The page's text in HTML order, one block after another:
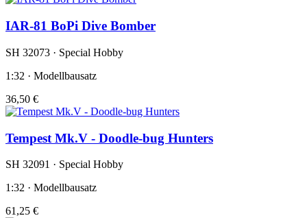
IAR-81 BoPi Dive Bomber
SH 32073 · Special Hobby
1:32 · Modellbausatz
36,50 €
Tempest Mk.V - Doodle-bug Hunters
SH 32091 · Special Hobby
1:32 · Modellbausatz
61,25 €